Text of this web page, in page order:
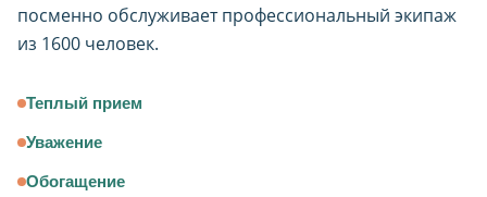
посменно обслуживает профессиональный экипаж
из 1600 человек.
Теплый прием
Уважение
Обогащение